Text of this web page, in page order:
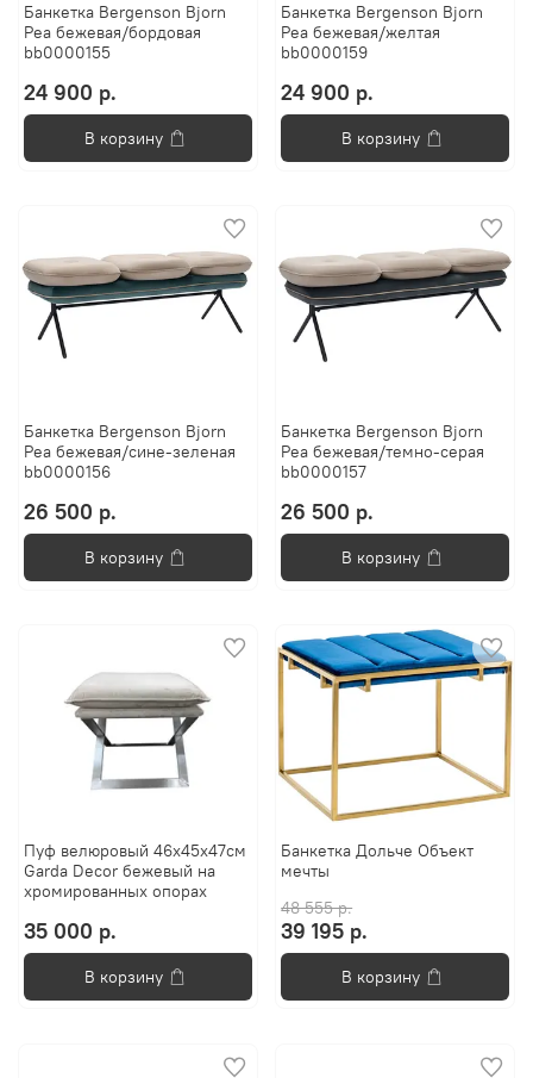
Банкетка Bergenson Bjorn
Pea бежевая/бордовая
bb0000155
24 900 р.
В корзину
Банкетка Bergenson Bjorn
Pea бежевая/желтая
bb0000159
24 900 р.
В корзину
Банкетка Bergenson Bjorn
Pea бежевая/сине-зеленая
bb0000156
26 500 р.
В корзину
Банкетка Bergenson Bjorn
Pea бежевая/темно-серая
bb0000157
26 500 р.
В корзину
Пуф велюровый 46x45x47см
Garda Decor бежевый на
xромированныx опораx
35 000 р.
В корзину
Банкетка Дольче Объект
мечты
48 555 р.
39 195 р.
В корзину